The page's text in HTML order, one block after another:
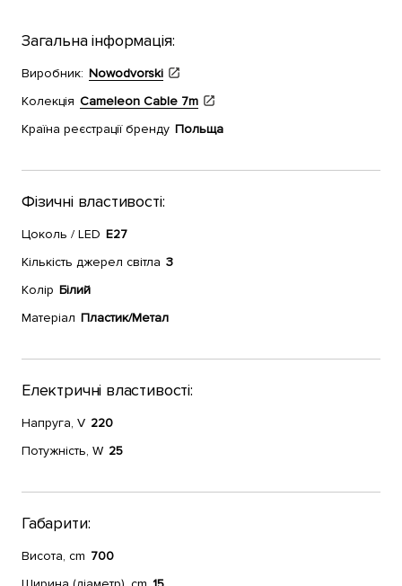
Загальна інформація:
Виробник: Nowodvorski
Колекція Cameleon Cable 7m
Країна реєстрації бренду Польща
Фізичні властивості:
Цоколь / LED E27
Кількість джерел світла 3
Колір Білий
Матеріал Пластик/Метал
Електричні властивості:
Напруга, V 220
Потужність, W 25
Габарити:
Висота, cm 700